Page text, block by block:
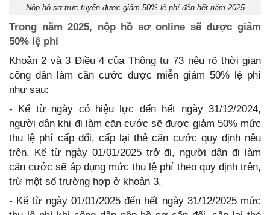
Nộp hồ sơ trực tuyến được giảm 50% lệ phí đến hết năm 2025
Trong năm 2025, nộp hồ sơ online sẽ được giảm
50% lệ phí
Khoản 2 và 3 Điều 4 của Thông tư 73 nêu rõ thời gian
công dân làm căn cước được miễn giảm 50% lệ phí
như sau:
- Kể từ ngày có hiệu lực đến hết ngày 31/12/2024,
người dân khi đi làm căn cước sẽ được giảm 50% mức
thu lệ phí cấp đổi, cấp lại thẻ căn cước quy định nêu
trên. Kể từ ngày 01/01/2025 trở đi, người dân đi làm
căn cước sẽ áp dụng mức thu lệ phí theo quy định trên,
trừ một số trường hợp ở khoản 3.
- Kể từ ngày 01/01/2025 đến hết ngày 31/12/2025 mức